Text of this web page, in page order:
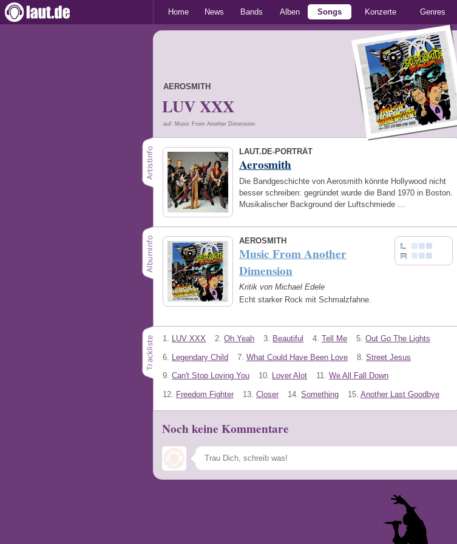
Home News Bands Alben Songs Konzerte Genres
AEROSMITH
LUV XXX
auf: Music From Another Dimension
LAUT.DE-PORTRÄT
Aerosmith
Die Bandgeschichte von Aerosmith könnte Hollywood nicht
besser schreiben: gegründet wurde die Band 1970 in Boston.
Musikalischer Background der Luftschmiede …
AEROSMITH
Music From Another
Dimension
Kritik von Michael Edele
Echt starker Rock mit Schmalzfahne.
1. LUV XXX 2. Oh Yeah 3. Beautiful 4. Tell Me 5. Out Go The Lights
6. Legendary Child 7. What Could Have Been Love 8. Street Jesus
9. Can't Stop Loving You 10. Lover Alot 11. We All Fall Down
12. Freedom Fighter 13. Closer 14. Something 15. Another Last Goodbye
Noch keine Kommentare
Speichern